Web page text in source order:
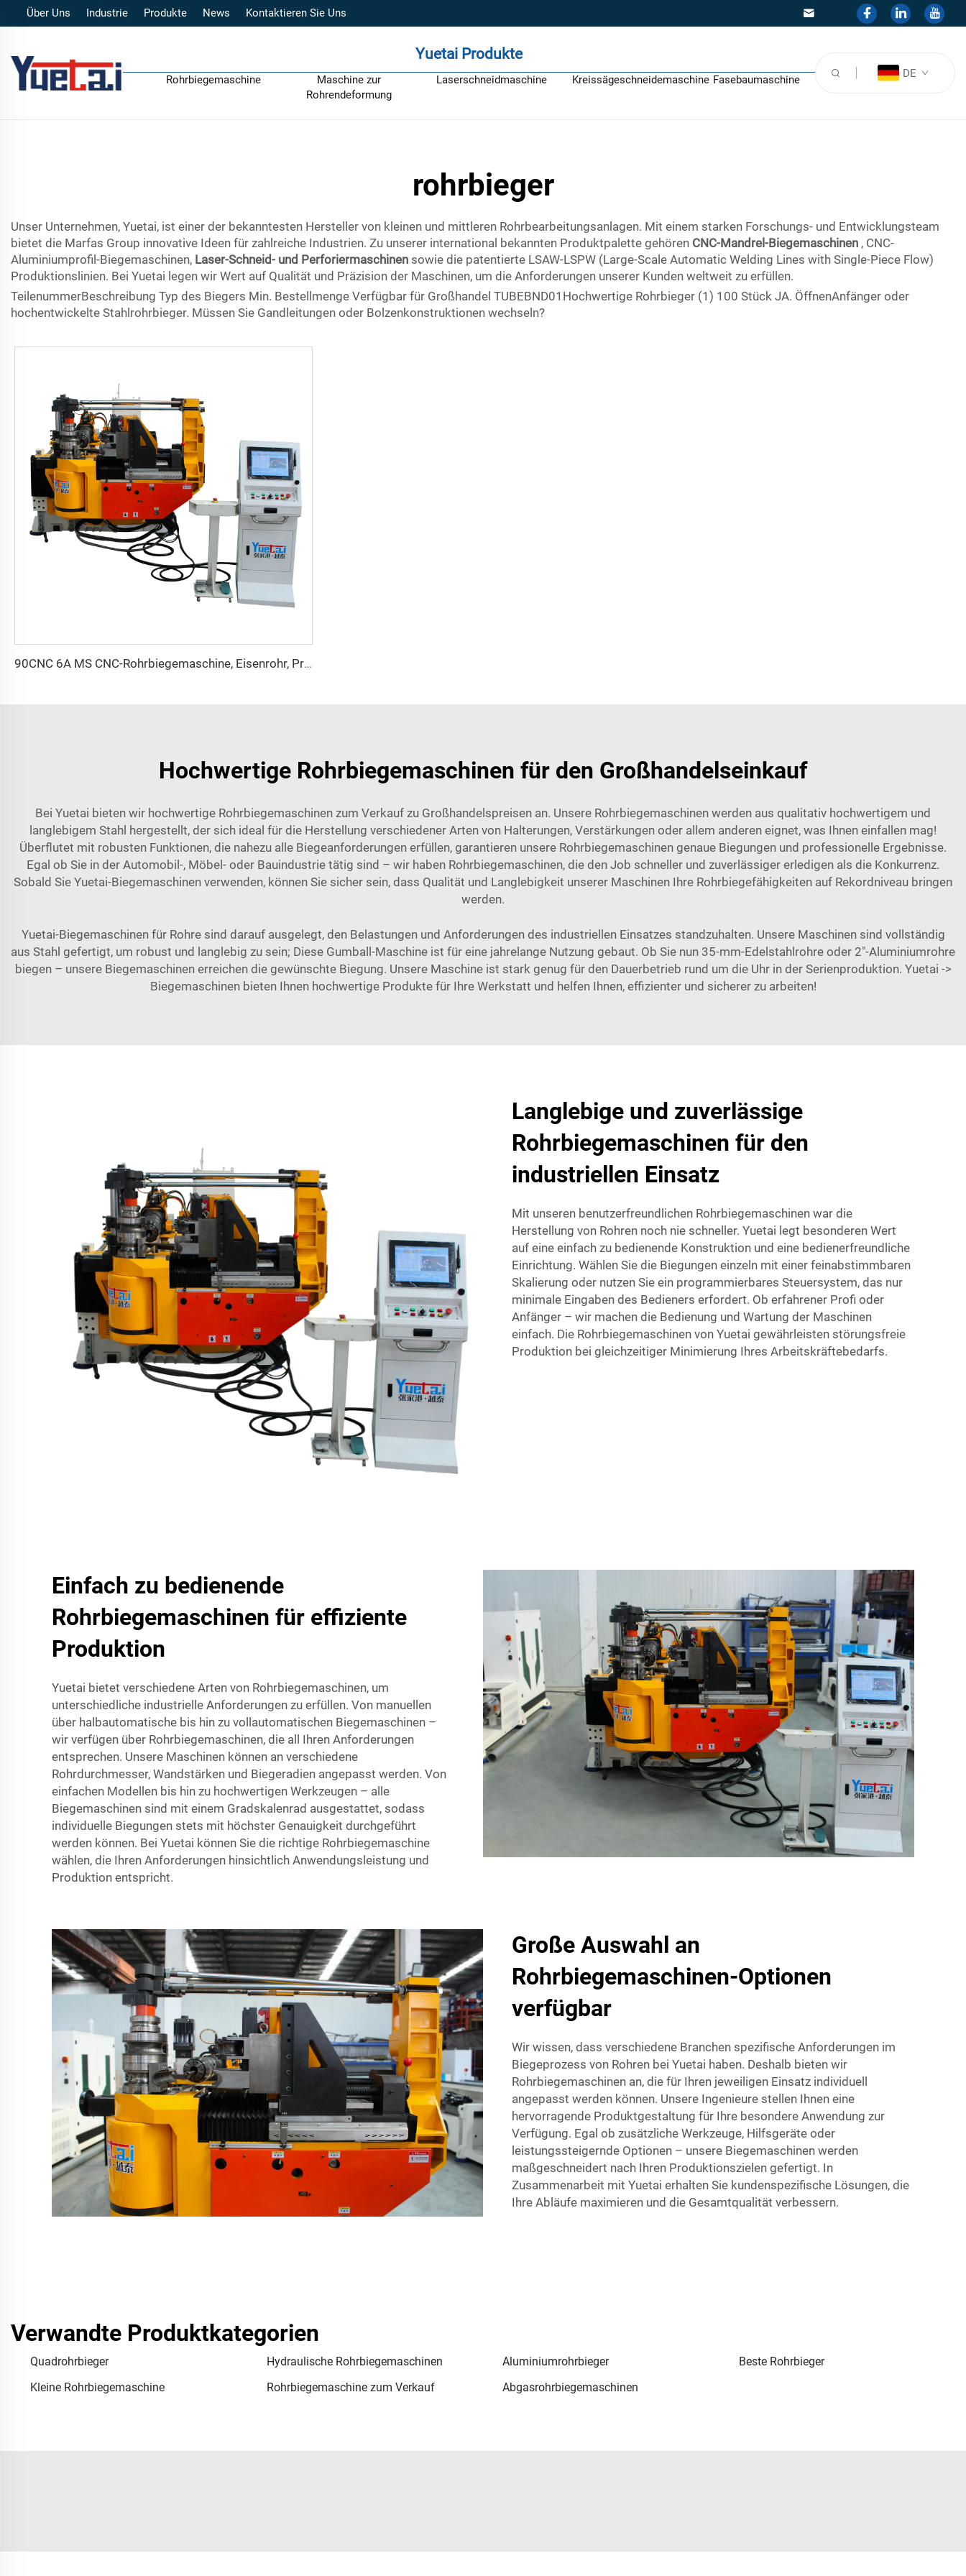
Über Uns Industrie Produkte News Kontaktieren Sie Uns
Yuetai Produkte
Rohrbiegemaschine
Maschine zur
Rohrendeformung
Laserschneidmaschine Kreissägeschneidemaschine Fasebaumaschine DE
rohrbieger
Unser Unternehmen, Yuetai, ist einer der bekanntesten Hersteller von kleinen und mittleren Rohrbearbeitungsanlagen. Mit einem starken Forschungs- und Entwicklungsteam
bietet die Marfas Group innovative Ideen für zahlreiche Industrien. Zu unserer international bekannten Produktpalette gehören CNC-Mandrel-Biegemaschinen , CNC-
Aluminiumprofil-Biegemaschinen, Laser-Schneid- und Perforiermaschinen sowie die patentierte LSAW-LSPW (Large-Scale Automatic Welding Lines with Single-Piece Flow)
Produktionslinien. Bei Yuetai legen wir Wert auf Qualität und Präzision der Maschinen, um die Anforderungen unserer Kunden weltweit zu erfüllen.
TeilenummerBeschreibung Typ des Biegers Min. Bestellmenge Verfügbar für Großhandel TUBEBND01Hochwertige Rohrbieger (1) 100 Stück JA. ÖffnenAnfänger oder
hochentwickelte Stahlrohrbieger. Müssen Sie Gandleitungen oder Bolzenkonstruktionen wechseln?
90CNC 6A MS CNC-Rohrbiegemaschine, Eisenrohr, Profilrohrbieger mit Motor für Aluminium und Edelstahl Messingrohre/Rohrleitungen
Hochwertige Rohrbiegemaschinen für den Großhandelseinkauf
Bei Yuetai bieten wir hochwertige Rohrbiegemaschinen zum Verkauf zu Großhandelspreisen an. Unsere Rohrbiegemaschinen werden aus qualitativ hochwertigem und
langlebigem Stahl hergestellt, der sich ideal für die Herstellung verschiedener Arten von Halterungen, Verstärkungen oder allem anderen eignet, was Ihnen einfallen mag!
Überflutet mit robusten Funktionen, die nahezu alle Biegeanforderungen erfüllen, garantieren unsere Rohrbiegemaschinen genaue Biegungen und professionelle Ergebnisse.
Egal ob Sie in der Automobil-, Möbel- oder Bauindustrie tätig sind – wir haben Rohrbiegemaschinen, die den Job schneller und zuverlässiger erledigen als die Konkurrenz.
Sobald Sie Yuetai-Biegemaschinen verwenden, können Sie sicher sein, dass Qualität und Langlebigkeit unserer Maschinen Ihre Rohrbiegefähigkeiten auf Rekordniveau bringen
werden.
Yuetai-Biegemaschinen für Rohre sind darauf ausgelegt, den Belastungen und Anforderungen des industriellen Einsatzes standzuhalten. Unsere Maschinen sind vollständig
aus Stahl gefertigt, um robust und langlebig zu sein; Diese Gumball-Maschine ist für eine jahrelange Nutzung gebaut. Ob Sie nun 35-mm-Edelstahlrohre oder 2"-Aluminiumrohre
biegen – unsere Biegemaschinen erreichen die gewünschte Biegung. Unsere Maschine ist stark genug für den Dauerbetrieb rund um die Uhr in der Serienproduktion. Yuetai ->
Biegemaschinen bieten Ihnen hochwertige Produkte für Ihre Werkstatt und helfen Ihnen, effizienter und sicherer zu arbeiten!
Langlebige und zuverlässige
Rohrbiegemaschinen für den
industriellen Einsatz
Mit unseren benutzerfreundlichen Rohrbiegemaschinen war die
Herstellung von Rohren noch nie schneller. Yuetai legt besonderen Wert
auf eine einfach zu bedienende Konstruktion und eine bedienerfreundliche
Einrichtung. Wählen Sie die Biegungen einzeln mit einer feinabstimmbaren
Skalierung oder nutzen Sie ein programmierbares Steuersystem, das nur
minimale Eingaben des Bedieners erfordert. Ob erfahrener Profi oder
Anfänger – wir machen die Bedienung und Wartung der Maschinen
einfach. Die Rohrbiegemaschinen von Yuetai gewährleisten störungsfreie
Produktion bei gleichzeitiger Minimierung Ihres Arbeitskräftebedarfs.
Einfach zu bedienende
Rohrbiegemaschinen für effiziente
Produktion
Yuetai bietet verschiedene Arten von Rohrbiegemaschinen, um
unterschiedliche industrielle Anforderungen zu erfüllen. Von manuellen
über halbautomatische bis hin zu vollautomatischen Biegemaschinen –
wir verfügen über Rohrbiegemaschinen, die all Ihren Anforderungen
entsprechen. Unsere Maschinen können an verschiedene
Rohrdurchmesser, Wandstärken und Biegeradien angepasst werden. Von
einfachen Modellen bis hin zu hochwertigen Werkzeugen – alle
Biegemaschinen sind mit einem Gradskalenrad ausgestattet, sodass
individuelle Biegungen stets mit höchster Genauigkeit durchgeführt
werden können. Bei Yuetai können Sie die richtige Rohrbiegemaschine
wählen, die Ihren Anforderungen hinsichtlich Anwendungsleistung und
Produktion entspricht.
Große Auswahl an
Rohrbiegemaschinen-Optionen
verfügbar
Wir wissen, dass verschiedene Branchen spezifische Anforderungen im
Biegeprozess von Rohren bei Yuetai haben. Deshalb bieten wir
Rohrbiegemaschinen an, die für Ihren jeweiligen Einsatz individuell
angepasst werden können. Unsere Ingenieure stellen Ihnen eine
hervorragende Produktgestaltung für Ihre besondere Anwendung zur
Verfügung. Egal ob zusätzliche Werkzeuge, Hilfsgeräte oder
leistungssteigernde Optionen – unsere Biegemaschinen werden
maßgeschneidert nach Ihren Produktionszielen gefertigt. In
Zusammenarbeit mit Yuetai erhalten Sie kundenspezifische Lösungen, die
Ihre Abläufe maximieren und die Gesamtqualität verbessern.
Verwandte Produktkategorien
Quadrohrbieger Hydraulische Rohrbiegemaschinen Aluminiumrohrbieger
Beste Rohrbieger
Kleine Rohrbiegemaschine
Rohrbiegemaschine zum Verkauf Abgasrohrbiegemaschinen